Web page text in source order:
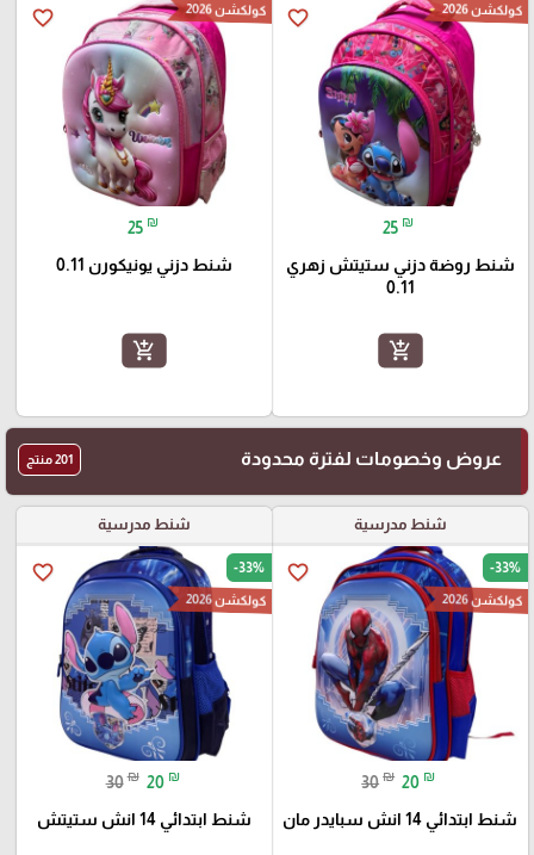
favorite_border كولكشن 2026
25 ₪
شنط روضة دزني ستيتش زهري
0.11
add_shopping_cart
favorite_border كولكشن 2026
25 ₪
شنط دزني يونيكورن 0.11
add_shopping_cart
عروض وخصومات لفترة محدودة 201 منتج
شنط مدرسية
favorite_border -33%
كولكشن 2026
30 ₪ 20 ₪
شنط ابتدائي 14 انش سبايدر مان
شنط مدرسية
favorite_border -33%
كولكشن 2026
30 ₪ 20 ₪
شنط ابتدائي 14 انش ستيتش